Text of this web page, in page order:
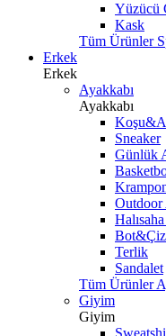
Yüzücü
Kask
Tüm Ürünler
Erkek
Erkek
Ayakkabı
Ayakkabı
Sneaker
Günlük
Outdoor
Terlik
Sandalet
Tüm Ürünler
Giyim
Giyim